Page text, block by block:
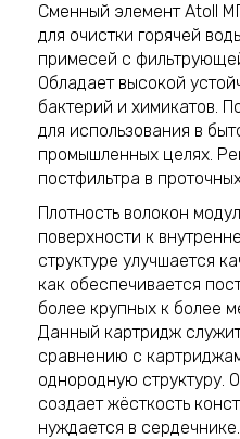
Сменный элемент Atoll
для очистки горячей
примесей с
Обладает высокой
бактерий и химикатов.
для использования в
промышленных целях.
постфильтра в
Плотность волокон
поверхности к
структуре улучшается
как обеспечивается
более крупных к более
Данный картридж
сравнению с
однородную структуру.
создает жёсткость
нуждается в